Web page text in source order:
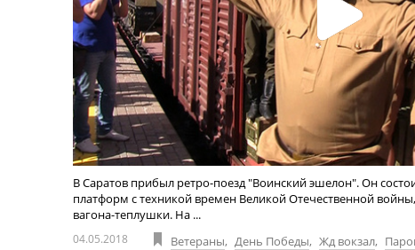
В Саратов прибыл ретро-поезд "Воинский эшелон". Он
платформ с техникой времен Великой Отечественной
вагона-теплушки. На ...
04.05.2018 Ветераны, День Победы, Жд вокзал,